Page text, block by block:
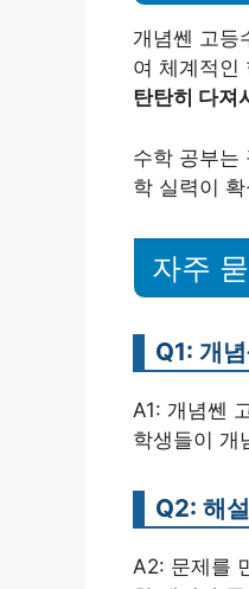
개념쎈 고등
여 체계적인
탄탄히 다져
수학 공부는
학 실력이
자주
Q1: 개
A1: 개념쎈
학생들이 개
Q2: 해
A2: 문제를